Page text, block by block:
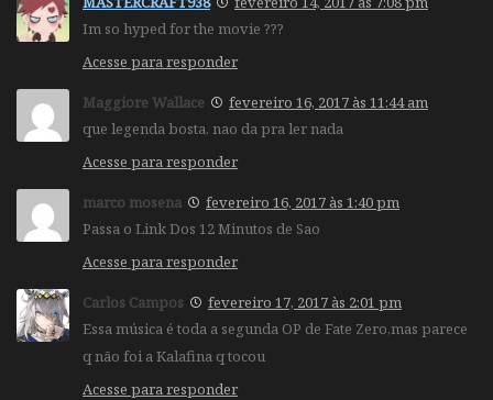
Im so hyped for the movie ???
Acesse para responder
Maggiore Wallace
fevereiro 16, 2017 às 11:44 am
que legenda bosta, nao da pra ler nada
Acesse para responder
marco mosena
fevereiro 16, 2017 às 1:40 pm
Passa o Link Dos 12 Minutos de Sao
Acesse para responder
Carlos Campos
fevereiro 17, 2017 às 2:01 pm
Essa música é toda a segunda OP de Fate Zero,mas parece
q não foi a Kalafina q tocou
Acesse para responder